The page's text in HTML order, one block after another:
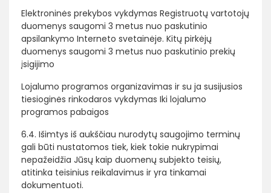
Elektroninės prekybos vykdymas Registruotų vartotojų
duomenys saugomi 3 metus nuo paskutinio
apsilankymo Interneto svetainėje. Kitų pirkėjų
duomenys saugomi 3 metus nuo paskutinio prekių
įsigijimo
Lojalumo programos organizavimas ir su ja susijusios
tiesioginės rinkodaros vykdymas Iki lojalumo
programos pabaigos
6.4. Išimtys iš aukščiau nurodytų saugojimo terminų
gali būti nustatomos tiek, kiek tokie nukrypimai
nepažeidžia Jūsų kaip duomenų subjekto teisių,
atitinka teisinius reikalavimus ir yra tinkamai
dokumentuoti.